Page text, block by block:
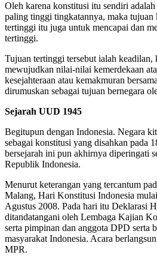
Oleh karena konstitusi itu sendiri
paling tinggi tingkatannya, maka tujuan
tertinggi itu juga untuk mencapai dan
tertinggi.
Tujuan tertinggi tersebut ialah keadilan,
mewujudkan nilai-nilai kemerdekaan
kesejahteraan atau kemakmuran
dirumuskan sebagai tujuan bernegara
Sejarah UUD 1945
Begitupun dengan Indonesia. Negara
sebagai konstitusi yang disahkan pada
bersejarah ini pun akhirnya diperingati
Republik Indonesia.
Menurut keterangan yang tercantum
Malang, Hari Konstitusi Indonesia
Agustus 2008. Pada hari itu Deklarasi
ditandatangani oleh Lembaga Kajian
serta pimpinan dan anggota DPD serta
masyarakat Indonesia. Acara
MPR.